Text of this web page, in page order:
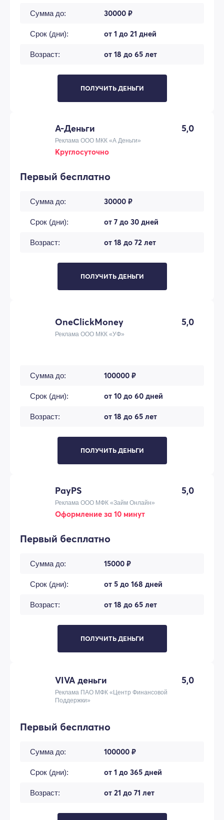
Сумма до: 30000 ₽
Срок (дни): от 1 до 21 дней
Возраст: от 18 до 65 лет
ПОЛУЧИТЬ ДЕНЬГИ
А-Деньги 5,0
Реклама ООО МКК «А Деньги»
Круглосуточно
Первый бесплатно
Сумма до: 30000 ₽
Срок (дни): от 7 до 30 дней
Возраст: от 18 до 72 лет
ПОЛУЧИТЬ ДЕНЬГИ
OneClickMoney 5,0
Реклама ООО МКК «УФ»
Сумма до: 100000 ₽
Срок (дни): от 10 до 60 дней
Возраст: от 18 до 65 лет
ПОЛУЧИТЬ ДЕНЬГИ
PayPS 5,0
Реклама ООО МФК «Займ Онлайн»
Оформление за 10 минут
Первый бесплатно
Сумма до: 15000 ₽
Срок (дни): от 5 до 168 дней
Возраст: от 18 до 65 лет
ПОЛУЧИТЬ ДЕНЬГИ
VIVA деньги 5,0
Реклама ПАО МФК «Центр Финансовой
Поддержки»
Первый бесплатно
Сумма до: 100000 ₽
Срок (дни): от 1 до 365 дней
Возраст: от 21 до 71 лет